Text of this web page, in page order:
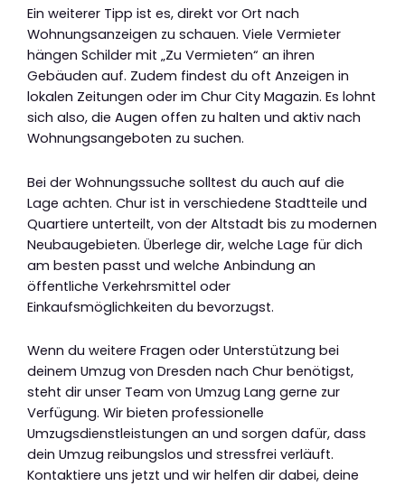
Ein weiterer Tipp ist es, direkt vor Ort nach
Wohnungsanzeigen zu schauen. Viele Vermieter
hängen Schilder mit „Zu Vermieten“ an ihren
Gebäuden auf. Zudem findest du oft Anzeigen in
lokalen Zeitungen oder im Chur City Magazin. Es lohnt
sich also, die Augen offen zu halten und aktiv nach
Wohnungsangeboten zu suchen.
Bei der Wohnungssuche solltest du auch auf die
Lage achten. Chur ist in verschiedene Stadtteile und
Quartiere unterteilt, von der Altstadt bis zu modernen
Neubaugebieten. Überlege dir, welche Lage für dich
am besten passt und welche Anbindung an
öffentliche Verkehrsmittel oder
Einkaufsmöglichkeiten du bevorzugst.
Wenn du weitere Fragen oder Unterstützung bei
deinem Umzug von Dresden nach Chur benötigst,
steht dir unser Team von Umzug Lang gerne zur
Verfügung. Wir bieten professionelle
Umzugsdienstleistungen an und sorgen dafür, dass
dein Umzug reibungslos und stressfrei verläuft.
Kontaktiere uns jetzt und wir helfen dir dabei, deine